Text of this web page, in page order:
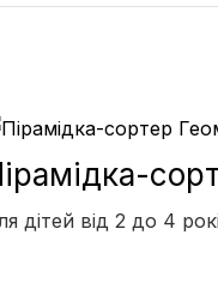
дітей від 2 до 4